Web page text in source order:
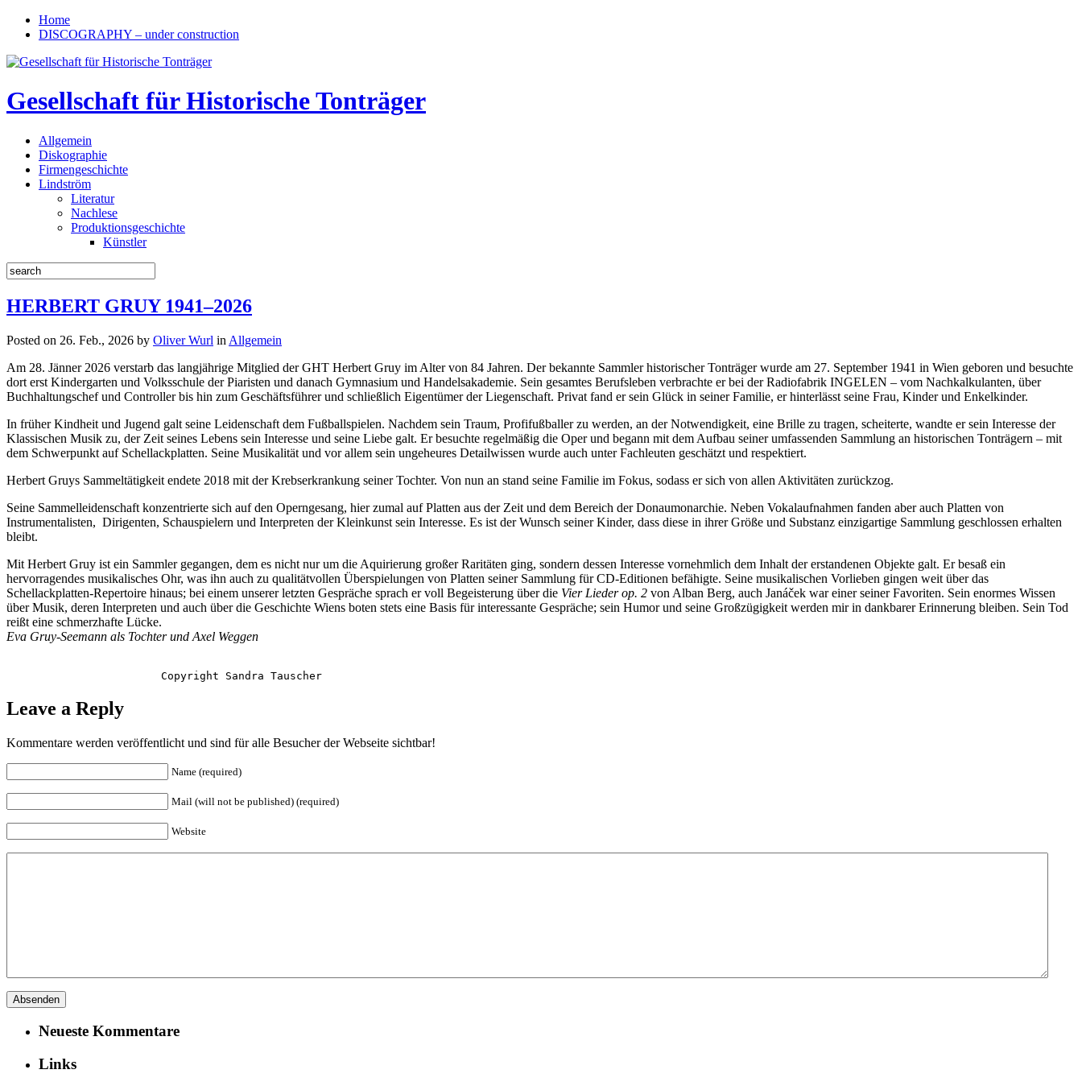
Home
DISCOGRAPHY – under construction
Gesellschaft für Historische Tonträger
Allgemein
Diskographie
Firmengeschichte
Lindström
Literatur
Nachlese
Produktionsgeschichte
Künstler
HERBERT GRUY 1941–2026
Posted on 26. Feb., 2026 by Oliver Wurl in Allgemein
Am 28. Jänner 2026 verstarb das langjährige Mitglied der GHT Herbert Gruy im Alter von 84 Jahren. Der bekannte Sammler historischer Tonträger wurde am 27. September 1941 in Wien geboren und besuchte
dort erst Kindergarten und Volksschule der Piaristen und danach Gymnasium und Handelsakademie. Sein gesamtes Berufsleben verbrachte er bei der Radiofabrik INGELEN – vom Nachkalkulanten, über
Buchhaltungschef und Controller bis hin zum Geschäftsführer und schließlich Eigentümer der Liegenschaft. Privat fand er sein Glück in seiner Familie, er hinterlässt seine Frau, Kinder und Enkelkinder.
In früher Kindheit und Jugend galt seine Leidenschaft dem Fußballspielen. Nachdem sein Traum, Profifußballer zu werden, an der Notwendigkeit, eine Brille zu tragen, scheiterte, wandte er sein Interesse der
Klassischen Musik zu, der Zeit seines Lebens sein Interesse und seine Liebe galt. Er besuchte regelmäßig die Oper und begann mit dem Aufbau seiner umfassenden Sammlung an historischen Tonträgern – mit
dem Schwerpunkt auf Schellackplatten. Seine Musikalität und vor allem sein ungeheures Detailwissen wurde auch unter Fachleuten geschätzt und respektiert.
Herbert Gruys Sammeltätigkeit endete 2018 mit der Krebserkrankung seiner Tochter. Von nun an stand seine Familie im Fokus, sodass er sich von allen Aktivitäten zurückzog.
Seine Sammelleidenschaft konzentrierte sich auf den Operngesang, hier zumal auf Platten aus der Zeit und dem Bereich der Donaumonarchie. Neben Vokalaufnahmen fanden aber auch Platten von
Instrumentalisten, Dirigenten, Schauspielern und Interpreten der Kleinkunst sein Interesse. Es ist der Wunsch seiner Kinder, dass diese in ihrer Größe und Substanz einzigartige Sammlung geschlossen erhalten
bleibt.
Mit Herbert Gruy ist ein Sammler gegangen, dem es nicht nur um die Aquirierung großer Raritäten ging, sondern dessen Interesse vornehmlich dem Inhalt der erstandenen Objekte galt. Er besaß ein
hervorragendes musikalisches Ohr, was ihn auch zu qualitätvollen Überspielungen von Platten seiner Sammlung für CD-Editionen befähigte. Seine musikalischen Vorlieben gingen weit über das
Schellackplatten-Repertoire hinaus; bei einem unserer letzten Gespräche sprach er voll Begeisterung über die Vier Lieder op. 2 von Alban Berg, auch Janáček war einer seiner Favoriten. Sein enormes Wissen
über Musik, deren Interpreten und auch über die Geschichte Wiens boten stets eine Basis für interessante Gespräche; sein Humor und seine Großzügigkeit werden mir in dankbarer Erinnerung bleiben. Sein Tod
reißt eine schmerzhafte Lücke.
Eva Gruy-Seemann als Tochter und Axel Weggen
                        Copyright Sandra Tauscher
Leave a Reply
Kommentare werden veröffentlicht und sind für alle Besucher der Webseite sichtbar!
Name (required)
Mail (will not be published) (required)
Website
Neueste Kommentare
Links